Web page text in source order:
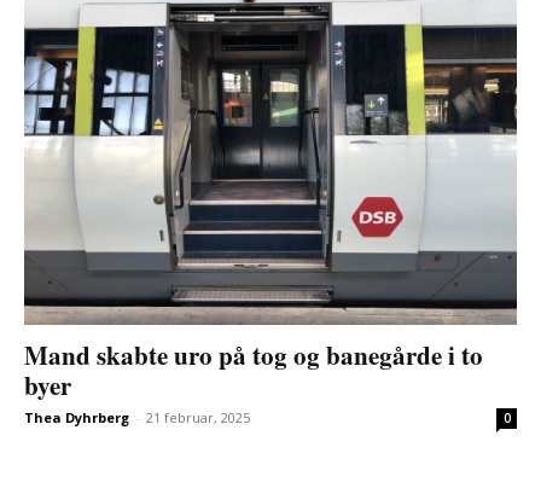
Mand skabte uro på tog og banegårde i to
byer
Thea Dyhrberg - 21 februar, 2025 0